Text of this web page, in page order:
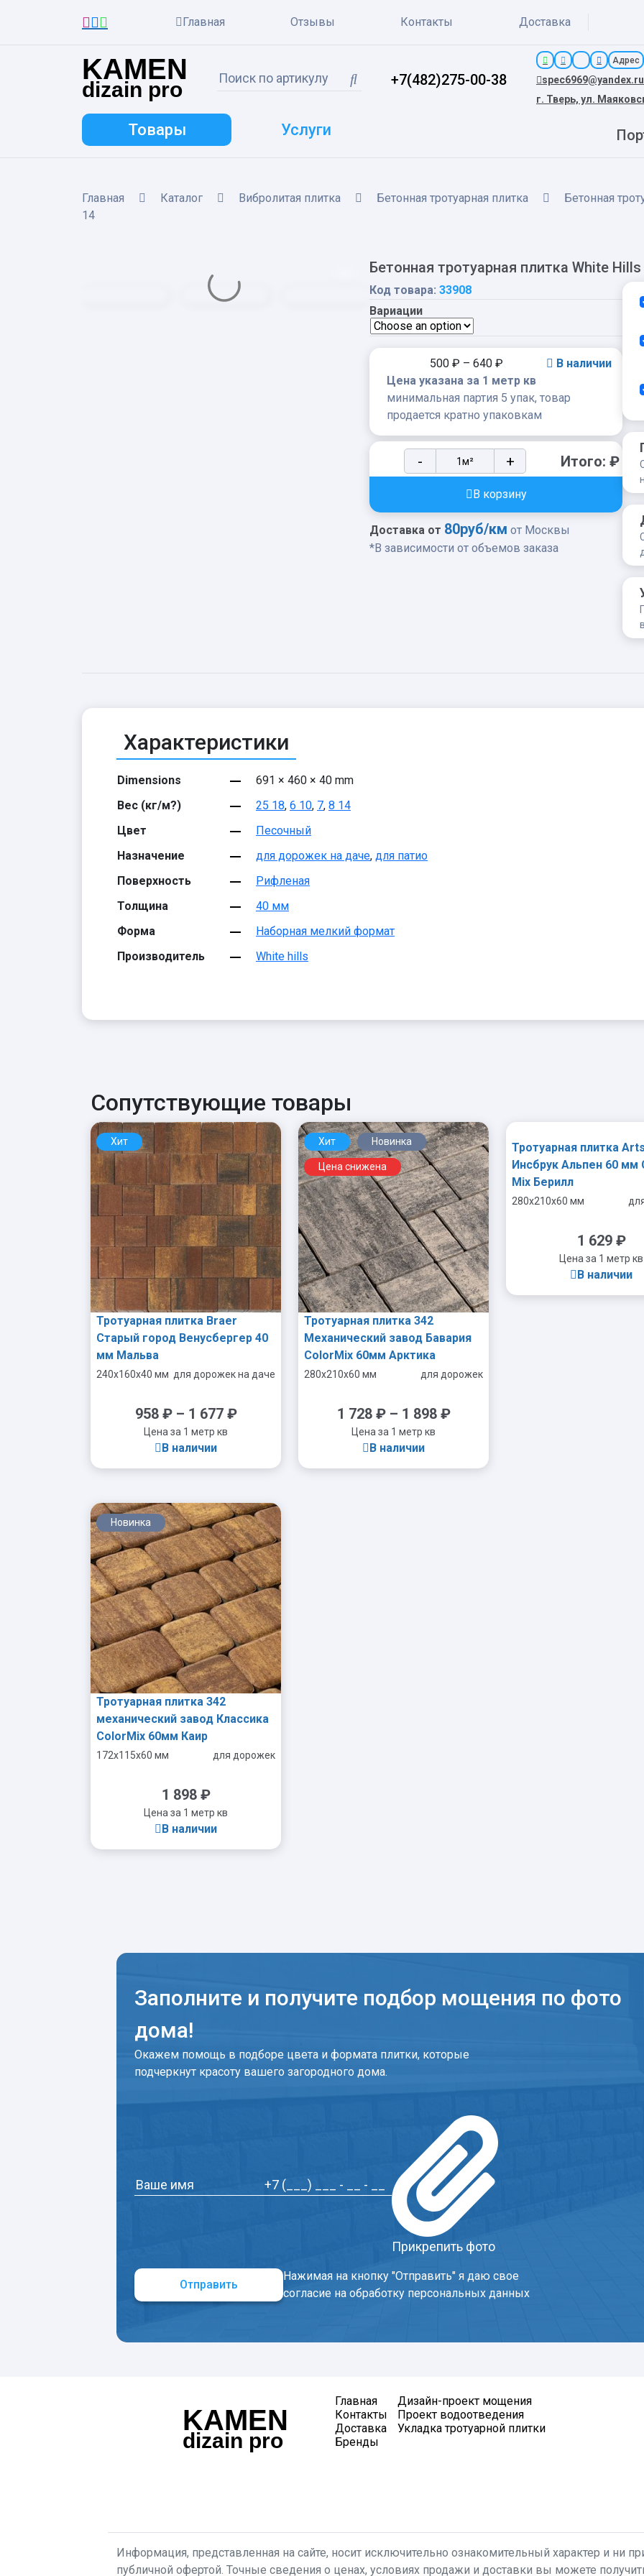
Главная Отзывы Контакты Доставка
KAMEN
dizain pro +7(482)275-00-38
Адрес
spec6969@yandex.ru
г. Тверь, ул.
Товары Услуги
Главная Каталог Вибролитая плитка Бетонная тротуарная плитка
Бетонная
14
Бетонная тротуарная плитка White
Код товара: 33908
Вариации
500 ₽ – 640 ₽
В наличии
Цена указана за 1 метр кв
минимальная партия 5 упак, товар
продается кратно упаковкам
тротуарная
Hills
Радиальная
- + Итого: ₽
В корзину
Доставка от 80руб/км от Москвы
*В зависимости от объемов заказа
Характеристики
Dimensions
691 × 460 × 40 mm
Вес (кг/м?)
25 18, 6 10, 7, 8 14
Цвет
Песочный
Назначение
для дорожек на даче, для патио
Поверхность
Рифленая
Толщина
40 мм
Форма
Наборная мелкий формат
Производитель
White hills
Сопутствующие товары
Хит
Тротуарная плитка Braer
Старый город Венусбергер 40
мм Мальва
240x160x40 мм для дорожек на даче
958 ₽– 1 677 ₽
Цена за 1 метр кв
В наличии
- +
Хит Новинка
Цена снижена
Тротуарная плитка 342
Механический завод Бавария
ColorMix 60мм Арктика
280x210x60 мм для дорожек
1 728 ₽– 1 898 ₽
Цена за 1 метр кв
В наличии
Тротуарная плитка
Инсбрук Альпен 60 мм
Mix Берилл
280x210x60 мм
1 629 ₽
Цена за 1 метр кв
В наличии
Новинка
Тротуарная плитка 342
механический завод Классика
ColorMix 60мм Каир
172x115x60 мм для дорожек
1 898 ₽
Цена за 1 метр кв
В наличии
Заполните и получите подбор мощения по фото
дома!
Окажем помощь в подборе цвета и формата плитки, которые
подчеркнут красоту вашего загородного дома.
Прикрепить фото
Отправить
Нажимая на кнопку "Отправить" я даю свое
согласие на обработку персональных данных
KAMEN
dizain pro
Главная
Контакты
Доставка
Бренды
Дизайн-проект мощения
Проект водоотведения
Укладка тротуарной плитки
Информация, представленная на сайте, носит исключительно ознакомительный характер и ни
публичной офертой. Точные сведения о ценах, условиях продажи и доставки вы можете